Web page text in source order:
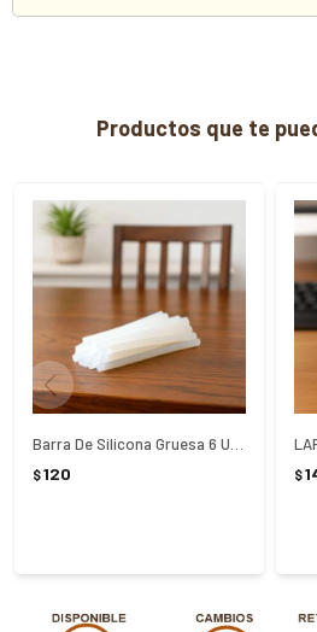
Productos que te
$120 $